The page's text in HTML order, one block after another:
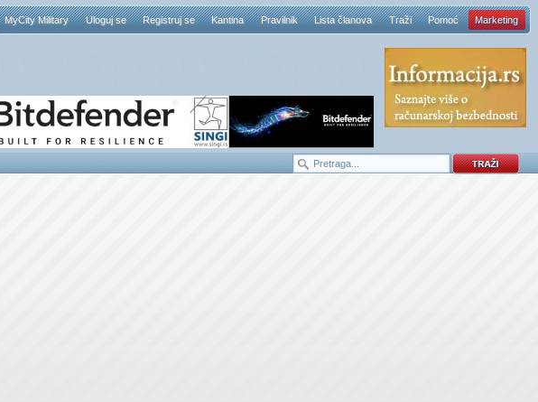
MyCity Military Uloguj se Registruj se Kantina Pravilnik Lista članova Traži Pomoć Marketing